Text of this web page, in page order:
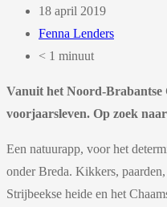
18 april 2019
Fenna Lenders
< 1 minuut
Vanuit het Noord-Brabantse
voorjaarsleven. Op zoek
Een natuurapp, voor het
onder Breda. Kikkers,
Strijbeekse heide en het